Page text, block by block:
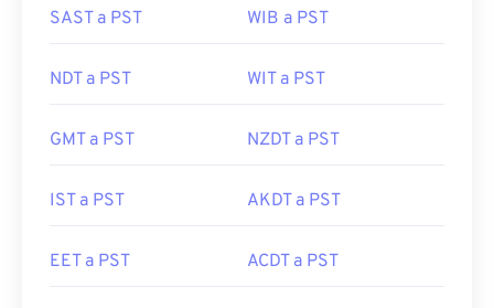
SAST a PST WIB a PST
NDT a PST WIT a PST
GMT a PST NZDT a PST
IST a PST AKDT a PST
EET a PST ACDT a PST